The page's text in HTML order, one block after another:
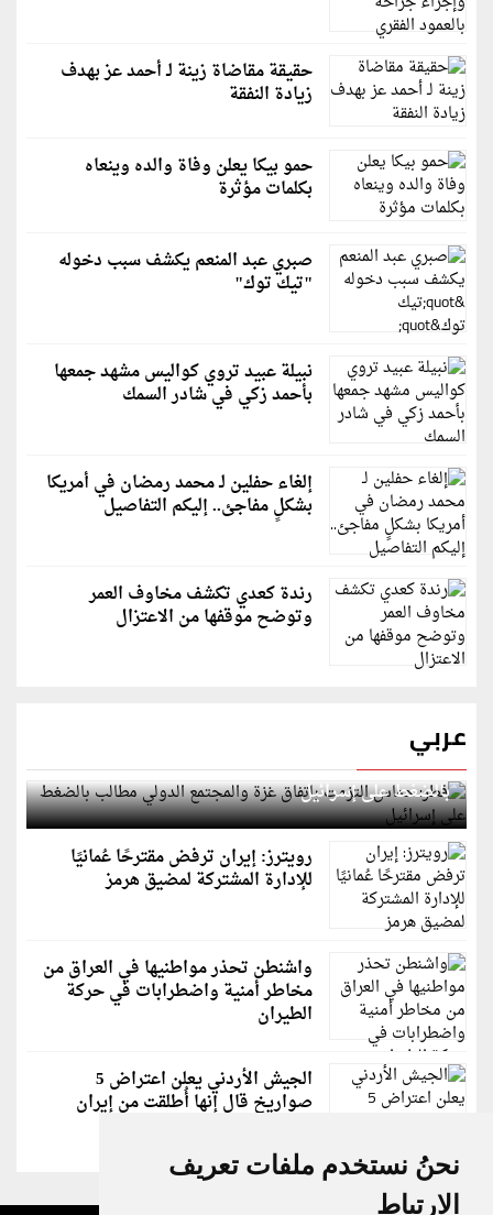
نحنُ نستخدم ملفات تعريف
الارتباط
حقيقة مقاضاة زينة لـ أحمد عز بهدف
زيادة النفقة
حمو بيكا يعلن وفاة والده وينعاه
بكلمات مؤثرة
صبري عبد المنعم يكشف سبب دخوله
"تيك توك"
نبيلة عبيد تروي كواليس مشهد جمعها
بأحمد زكي في شادر السمك
إلغاء حفلين لـ محمد رمضان في أمريكا
بشكلٍ مفاجئ.. إليكم التفاصيل
رندة كعدي تكشف مخاوف العمر
وتوضح موقفها من الاعتزال
عربي
قطر: حماس التزمت باتفاق غزة والمجتمع الدولي مطالب
بالضغط على إسرائيل
رويترز: إيران ترفض مقترحًا عُمانيًا
للإدارة المشتركة لمضيق هرمز
واشنطن تحذر مواطنيها في العراق من
مخاطر أمنية واضطرابات في حركة
الطيران
الجيش الأردني يعلن اعتراض 5
صواريخ قال إنها أُطلقت من إيران